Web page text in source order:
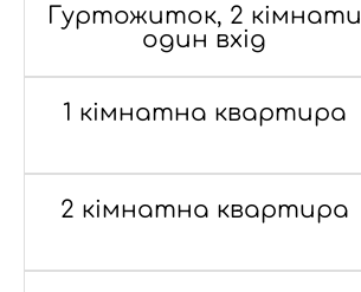
Гуртожиток, 2 кімнати
один вхід
1 кімнатна квартира
2 кімнатна квартира